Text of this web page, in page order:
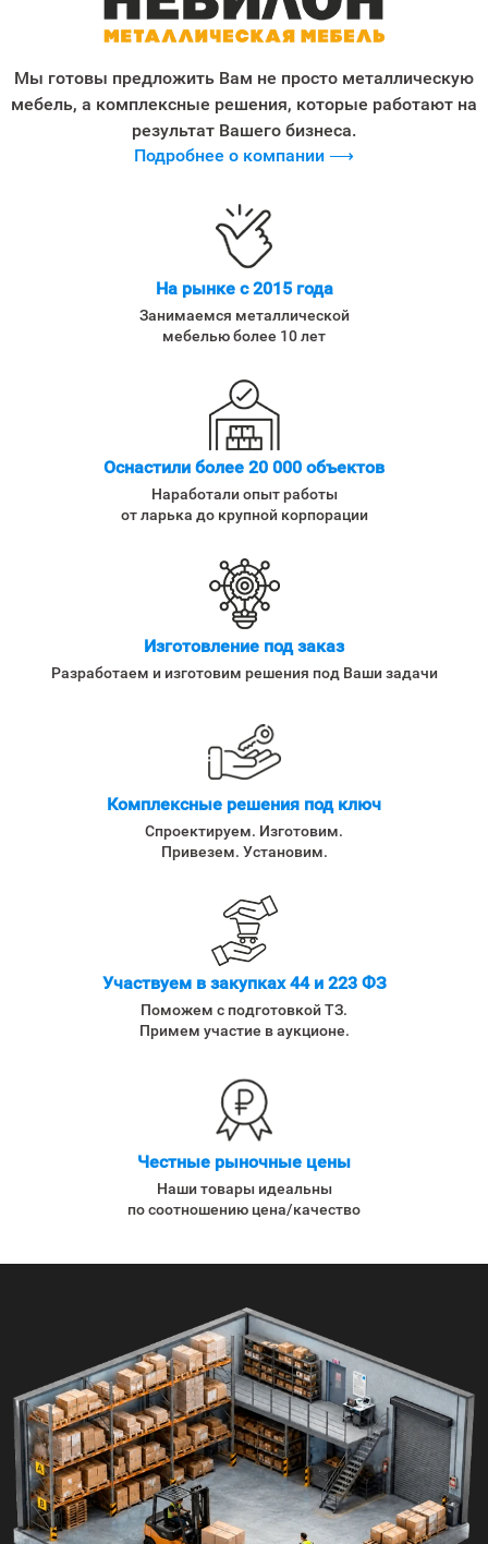
Мы готовы предложить Вам не просто металлическую
мебель, а комплексные решения, которые работают на
результат Вашего бизнеса.
Подробнее о компании ⟶
На рынке с 2015 года
Занимаемся металлической
мебелью более 10 лет
Оснастили более 20 000 объектов
Наработали опыт работы
от ларька до крупной корпорации
Изготовление под заказ
Разработаем и изготовим решения под Ваши задачи
Комплексные решения под ключ
Спроектируем. Изготовим.
Привезем. Установим.
Участвуем в закупках 44 и 223 ФЗ
Поможем с подготовкой ТЗ.
Примем участие в аукционе.
Честные рыночные цены
Наши товары идеальны
по соотношению цена/качество